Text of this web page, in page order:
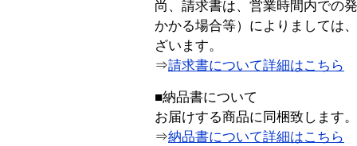
尚、請求書は、営業時間内での
かかる場合等）によりましては
ざいます。
⇒請求書について詳細はこちら
■納品書について
お届けする商品に同梱致します。
⇒納品書について詳細はこちら